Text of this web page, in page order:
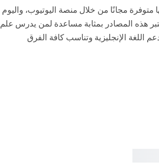
متوفرة مجانًا من خلال منصة اليوتيوب، واليوم
لذلك تعتبر هذه المصادر بمثابة مساعدة لمن يدرس علم
اللغة الإنجليزية وتناسب كافة الفرق